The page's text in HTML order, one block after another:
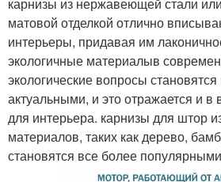
матовой отделкой отлично
интерьеры, придавая им
экологичные материалыв
экологические вопросы
актуальными, и это отражается и
для интерьера. карнизы для штор
материалов, таких как дерево,
становятся все более